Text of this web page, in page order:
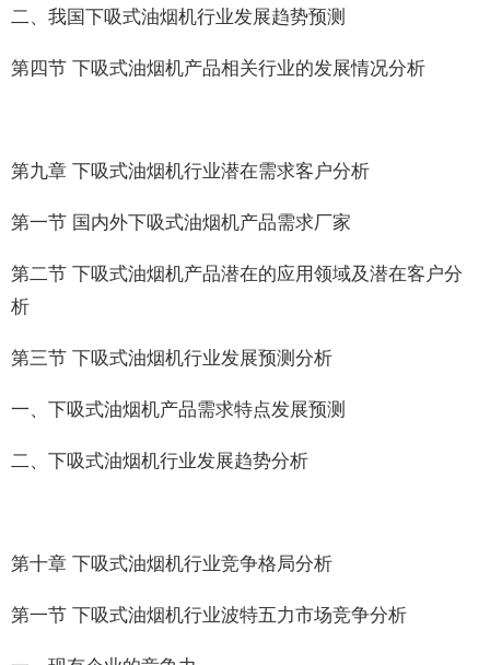
二、我国下吸式油烟机行业发展趋势预测
第四节 下吸式油烟机产品相关行业的发展情况分析
第九章 下吸式油烟机行业潜在需求客户分析
第一节 国内外下吸式油烟机产品需求厂家
第二节 下吸式油烟机产品潜在的应用领域及潜在客户分
析
第三节 下吸式油烟机行业发展预测分析
一、下吸式油烟机产品需求特点发展预测
二、下吸式油烟机行业发展趋势分析
第十章 下吸式油烟机行业竞争格局分析
第一节 下吸式油烟机行业波特五力市场竞争分析